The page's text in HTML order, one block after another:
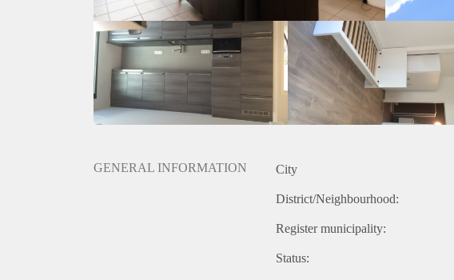
GENERAL INFORMATION City
District/Neighbourhood:
Register municipality:
Status: